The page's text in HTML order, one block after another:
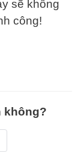
sẽ không
công!
không?